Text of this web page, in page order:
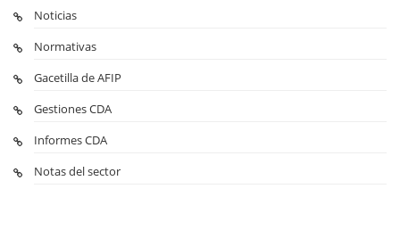
Noticias
Normativas
Gacetilla de AFIP
Gestiones CDA
Informes CDA
Notas del sector